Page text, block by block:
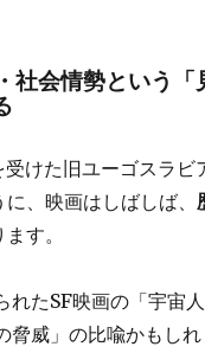
社会情勢という「
受けた旧ユーゴスラビ
に、映画はしばしば、
す。
れたSF映画の「宇宙
脅威」の比喩かもしれ